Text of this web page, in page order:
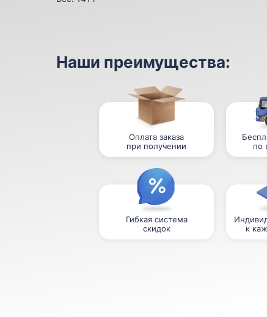
Наши преимущества:
Оплата заказа
при получении
по
Гибкая система
скидок
к